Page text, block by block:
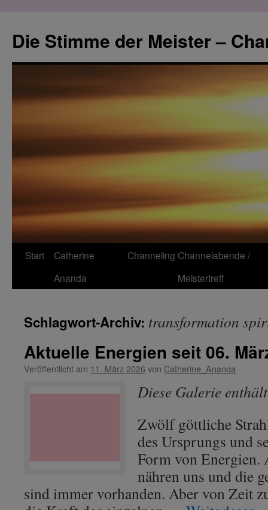
springen
Die Stimme der Meister –
Start
Catherine
Ananda
Channeling Channelabende /
Meistertreff
Schlagwort-Archiv: transformation
Aktuelle Energien seit 06.
Veröffentlicht am 11. März 2026 von Catherine_Ananda
Diese Galerie
Zwölf göttliche
des Ursprungs und
Form von Energien.
nähren uns und die
sind immer vorhanden. Aber von Zeit